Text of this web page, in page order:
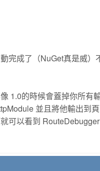
完成了（NuGet真是威
1.0的時候會蓋掉你所有
並且將他輸出到
可以看到